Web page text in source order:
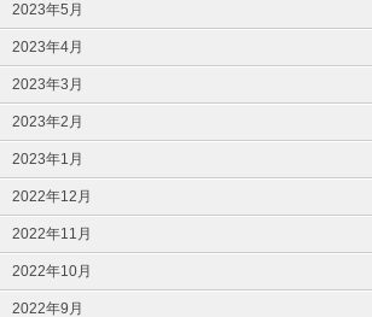
2023年5月
2023年4月
2023年3月
2023年2月
2023年1月
2022年12月
2022年11月
2022年10月
2022年9月